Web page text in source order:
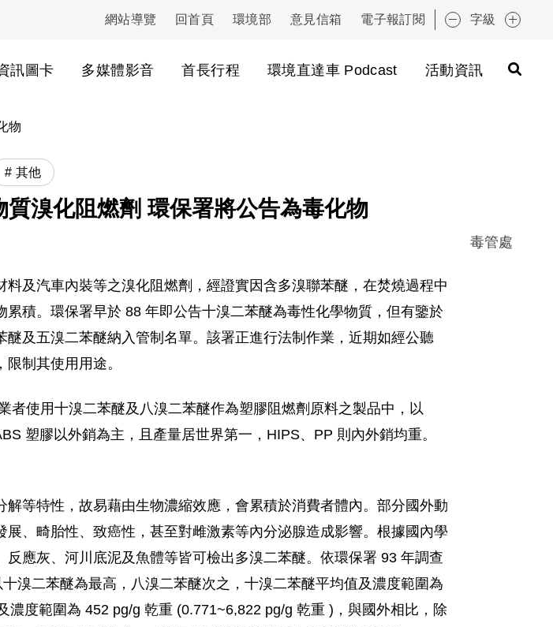
:::
網站導覽 回首頁 環境部 意見信箱 電子報訂閱 字級
訊圖卡 多媒體影音 首長行程 環境直達車 Podcast 活動資訊
:::
物
其他
溴化阻燃劑 環保署將公告為毒化物
毒管處
及汽車內裝等之溴化阻燃劑，經證實因含多溴聯苯醚，在焚燒過程中
積。環保署早於 88 年即公告十溴二苯醚為毒性化學物質，但有鑒於
及五溴二苯醚納入管制名單。該署正進行法制作業，近期如經公聽
制其使用用途。
使用十溴二苯醚及八溴二苯醚作為塑膠阻燃劑原料之製品中，以
塑膠以外銷為主，且產量居世界第一，HIPS、PP 則內外銷均重。
等特性，故易藉由生物濃縮效應，會累積於消費者體內。部分國外動
、畸胎性、致癌性，甚至對雌激素等內分泌腺造成影響。根據國內學
應灰、河川底泥及魚體等皆可檢出多溴二苯醚。依環保署 93 年調查
溴二苯醚為最高，八溴二苯醚次之，十溴二苯醚平均值及濃度範圍為
度範圍為 452 pg/g 乾重 (0.771~6,822 pg/g 乾重 )，與國外相比，除